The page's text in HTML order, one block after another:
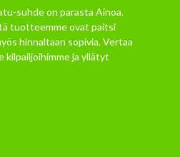
suhde on parasta Ainoa.
tuotteemme ovat paitsi
hinnaltaan sopivia. Vertaa
kilpailjoihimme ja yllätyt